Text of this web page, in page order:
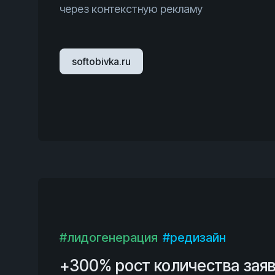
через контекстную рекламу
softobivka.ru
#лидогенерация #редизайн
+300% рост количества